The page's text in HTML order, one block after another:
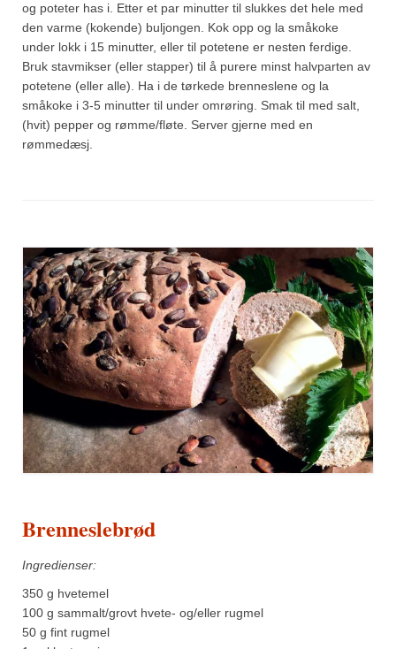
og poteter has i. Etter et par minutter til slukkes det hele med
den varme (kokende) buljongen. Kok opp og la småkoke
under lokk i 15 minutter, eller til potetene er nesten ferdige.
Bruk stavmikser (eller stapper) til å purere minst halvparten av
potetene (eller alle). Ha i de tørkede brenneslene og la
småkoke i 3-5 minutter til under omrøring. Smak til med salt,
(hvit) pepper og rømme/fløte. Server gjerne med en
rømmedæsj.
Brenneslebrød
Ingredienser:
350 g hvetemel
100 g sammalt/grovt hvete- og/eller rugmel
50 g fint rugmel